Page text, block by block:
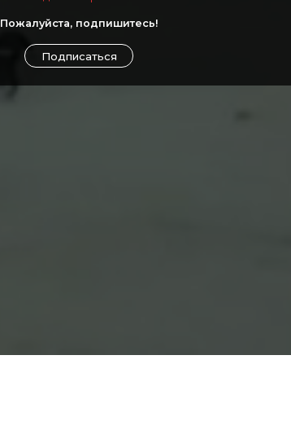
Пожалуйста, подпишитесь!
Подписаться